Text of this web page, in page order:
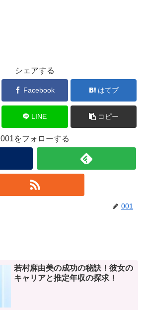
シェアする
Facebook はてブ
LINE コピー
001をフォローする
001
若村麻由美の成功の秘訣！彼女の
キャリアと推定年収の探求！